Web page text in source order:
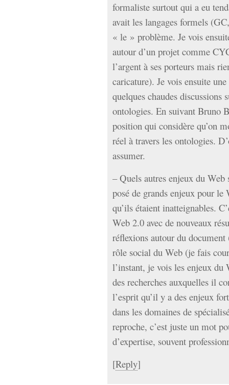
formaliste surtout qui a eu
avait les langages formels
« le » problème. Je vois
autour d’un projet comme
l’argent à ses porteurs mais
caricature). Je vois ensuite
quelques chaudes
ontologies. En suivant Bruno
position qui considère qu’on
réel à travers les ontologies.
assumer.
– Quels autres enjeux du
posé de grands enjeux pour le
qu’ils étaient inatteignables.
Web 2.0 avec de nouveaux
réflexions autour du
rôle social du Web (je fais
l’instant, je vois les enjeux du
des recherches auxquelles il
l’esprit qu’il y a des enjeux
dans les domaines de
reproche, c’est juste un mot
d’expertise, souvent
[Reply]